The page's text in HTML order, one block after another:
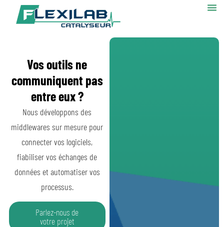
Vos outils ne
communiquent pas
entre eux ?
Nous développons des
middlewares sur mesure pour
connecter vos logiciels,
fiabiliser vos échanges de
données et automatiser vos
processus.
Parlez-nous de
votre projet